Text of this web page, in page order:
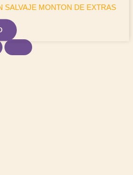
SALVAJE MONTON DE EXTRAS